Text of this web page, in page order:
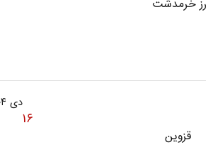
دی ۱۴۰۴
۱۶